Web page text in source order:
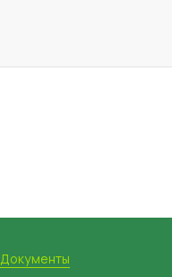
Документы